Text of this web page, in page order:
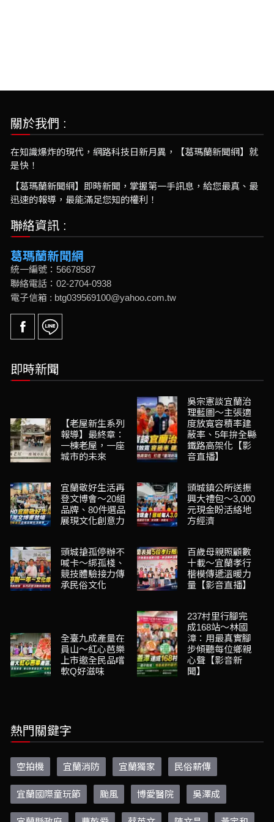
關於我們 :
在知識爆炸的現代，網路科技日新月異，【葛瑪蘭新聞網】就
是快！
【葛瑪蘭新聞網】即時新聞，掌握第一手訊息，給您最真、最
迅速的報導，最能滿足您知的權利！
聯絡資訊 :
葛瑪蘭新聞網
統一編號：56678587
聯絡電話：02-2704-0938
電子信箱 : btg039569100@yahoo.com.tw
即時新聞
【老屋新生系列
報導】最終章：
一棟老屋，一座
城市的未來
吳宗憲談宜蘭治
理藍圖～主張適
度放寬容積率建
蔽率、5年拚全縣
鐵路高架化【影
音直播】
宜蘭敬好生活再
登文博會～20組
品牌、80件選品
展現文化創意力
頭城鎮公所送振
興大禮包～3,000
元現金盼活絡地
方經濟
頭城搶孤停辦不
喊卡～綁孤棧、
競技體驗接力傳
承民俗文化
百歲母親照顧數
十載～宜蘭孝行
楷模傳遞溫暖力
量【影音直播】
全臺九成產量在
員山～紅心芭樂
上市邀全民品嚐
軟Q好滋味
237村里行腳完
成168站～林國
漳：用最真實腳
步傾聽每位鄉親
心聲【影音新
聞】
熱門關鍵字
空拍機 宜蘭消防 宜蘭獨家 民俗薪傳
宜蘭國際童玩節 颱風 博愛醫院 吳澤成